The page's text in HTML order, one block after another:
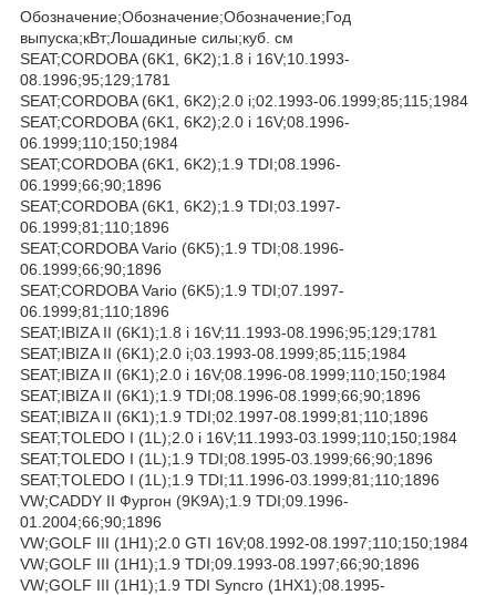
Обозначение;Обозначение;Обозначение;Год
выпуска;кВт;Лошадиные силы;куб. см
SEAT;CORDOBA (6K1, 6K2);1.8 i 16V;10.1993-
08.1996;95;129;1781
SEAT;CORDOBA (6K1, 6K2);2.0 i;02.1993-06.1999;85;115;1984
SEAT;CORDOBA (6K1, 6K2);2.0 i 16V;08.1996-
06.1999;110;150;1984
SEAT;CORDOBA (6K1, 6K2);1.9 TDI;08.1996-
06.1999;66;90;1896
SEAT;CORDOBA (6K1, 6K2);1.9 TDI;03.1997-
06.1999;81;110;1896
SEAT;CORDOBA Vario (6K5);1.9 TDI;08.1996-
06.1999;66;90;1896
SEAT;CORDOBA Vario (6K5);1.9 TDI;07.1997-
06.1999;81;110;1896
SEAT;IBIZA II (6K1);1.8 i 16V;11.1993-08.1996;95;129;1781
SEAT;IBIZA II (6K1);2.0 i;03.1993-08.1999;85;115;1984
SEAT;IBIZA II (6K1);2.0 i 16V;08.1996-08.1999;110;150;1984
SEAT;IBIZA II (6K1);1.9 TDI;08.1996-08.1999;66;90;1896
SEAT;IBIZA II (6K1);1.9 TDI;02.1997-08.1999;81;110;1896
SEAT;TOLEDO I (1L);2.0 i 16V;11.1993-03.1999;110;150;1984
SEAT;TOLEDO I (1L);1.9 TDI;08.1995-03.1999;66;90;1896
SEAT;TOLEDO I (1L);1.9 TDI;11.1996-03.1999;81;110;1896
VW;CADDY II Фургон (9K9A);1.9 TDI;09.1996-
01.2004;66;90;1896
VW;GOLF III (1H1);2.0 GTI 16V;08.1992-08.1997;110;150;1984
VW;GOLF III (1H1);1.9 TDI;09.1993-08.1997;66;90;1896
VW;GOLF III (1H1);1.9 TDI Syncro (1HX1);08.1995-